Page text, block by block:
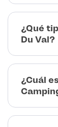
¿Qué
Du Val?
¿Cuál